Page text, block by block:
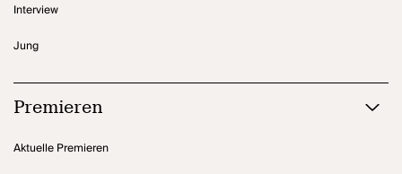
Interview
Jung
Premieren
Aktuelle Premieren